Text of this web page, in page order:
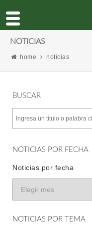
NOTICIAS
home noticias
BUSCAR
NOTICIAS POR FECHA
Noticias por fecha
NOTICIAS POR TEMA